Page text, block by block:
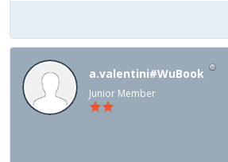
a.valentini#WuBook
Junior Member